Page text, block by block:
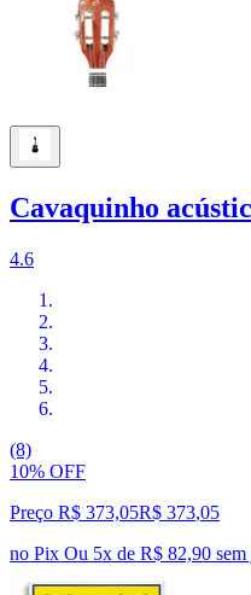
Cavaquinho
4.6
(8)
10% OFF
Preço R$ 373,05R$ 373,05
no Pix Ou 5x de R$ 82,90 sem